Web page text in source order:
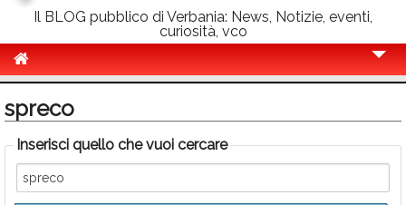
Il BLOG pubblico di Verbania: News, Notizie, eventi,
curiosità, vco
Politica
Sport
Eventi
spreco
Inserisci quello che vuoi cercare